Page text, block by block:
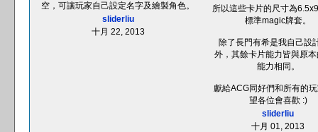
空，可讓玩家自己設定名字及繪製角色。
sliderliu
十月 22, 2013
所以這些卡片的尺寸為
標準magic牌套。
除了長門有希是我自己設
外，其餘卡片能力皆與原
能力相同。
獻給ACG同好們和所有的
望各位會喜歡 :)
sliderliu
十月 01, 2013